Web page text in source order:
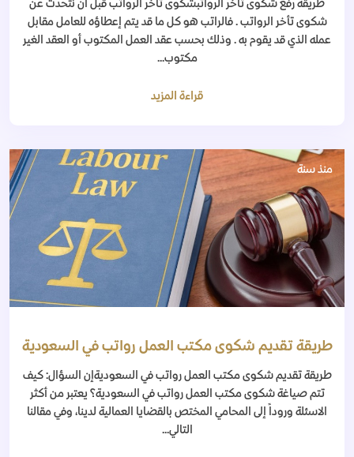
طريقة رفع شكوى تأخر الرواتبشكوى تأخر الرواتب قبل أن نتحدث عن
شكوى تأخر الرواتب . فالراتب هو كل ما قد يتم إعطاؤه للعامل مقابل
عمله الذي قد يقوم به . وذلك بحسب عقد العمل المكتوب أو العقد الغير
مكتوب...
قراءة المزيد
منذ سنة
طريقة تقديم شكوى مكتب العمل رواتب في السعودية
طريقة تقديم شكوى مكتب العمل رواتب في السعوديةإن السؤال: كيف
تتم صياغة شكوى مكتب العمل رواتب في السعودية؟ يعتبر من أكثر
الاسئلة وروداً إلى المحامي المختص بالقضايا العمالية لدينا، وفي مقالنا
التالي...